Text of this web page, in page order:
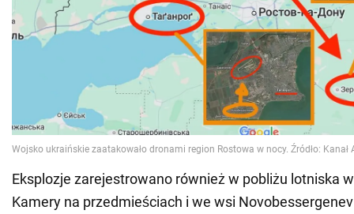
Eksplozje zarejestrowano również w pobliżu lotniska
Kamery na przedmieściach i we wsi